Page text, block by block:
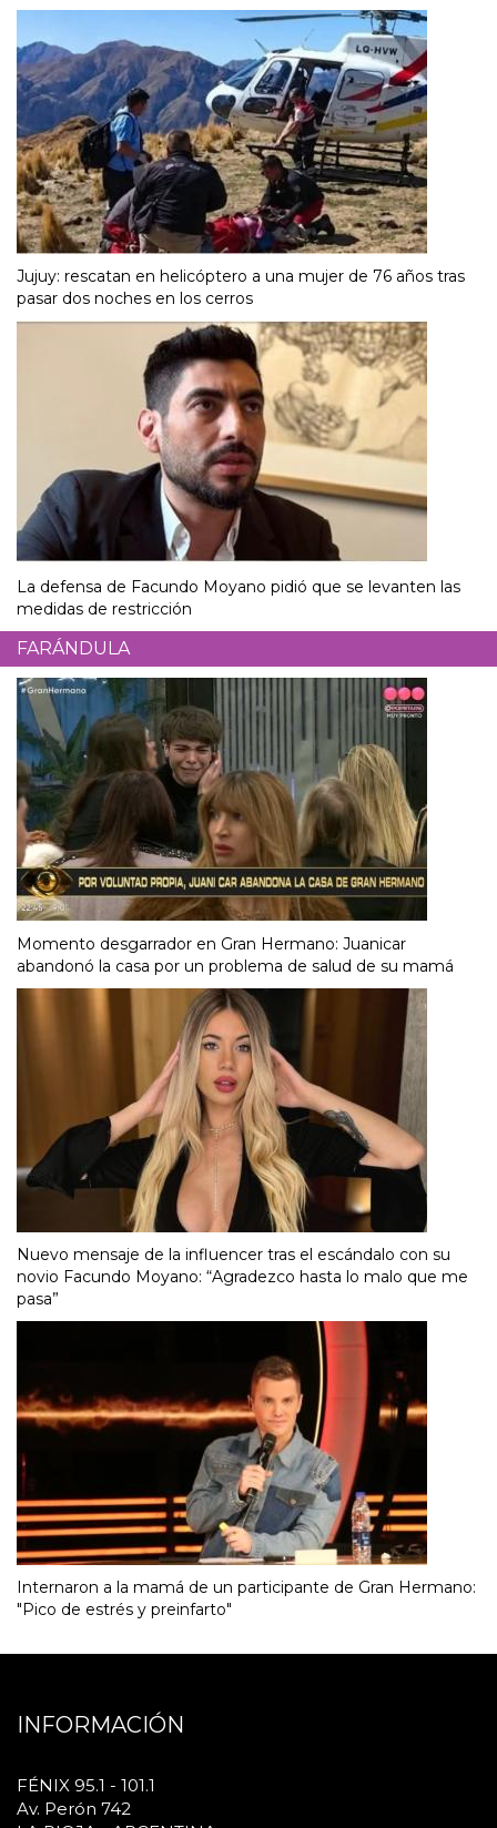
Jujuy: rescatan en helicóptero a una mujer de 76 años tras
pasar dos noches en los cerros
La defensa de Facundo Moyano pidió que se levanten las
medidas de restricción
FARÁNDULA
Momento desgarrador en Gran Hermano: Juanicar
abandonó la casa por un problema de salud de su mamá
Nuevo mensaje de la influencer tras el escándalo con su
novio Facundo Moyano: “Agradezco hasta lo malo que me
pasa”
Internaron a la mamá de un participante de Gran Hermano:
"Pico de estrés y preinfarto"
INFORMACIÓN
FÉNIX 95.1 - 101.1
Av. Perón 742